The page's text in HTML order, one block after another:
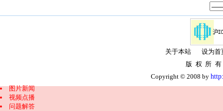
图片新闻
视频点播
问题解答